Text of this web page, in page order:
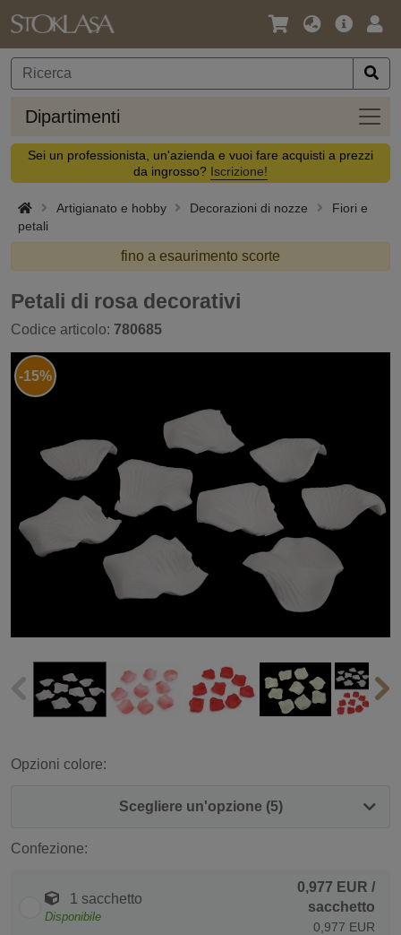
Lingua
Valuta
Offerta
Dipartimenti
Sei un professionista, un'azienda e vuoi fare acquisti a prezzi
da ingrosso? Iscrizione!
Artigianato e hobby Decorazioni di nozze
Fiori e
petali
fino a esaurimento scorte
Petali di rosa decorativi
Codice articolo: 780685
-15%
Opzioni colore:
Scegliere un'opzione (5)
Confezione:
1 sacchetto
Disponibile
0,977 EUR /
sacchetto
0,977 EUR